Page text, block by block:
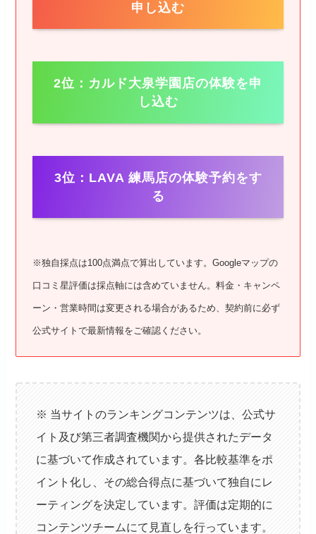
申し込む
2位：カルド大泉学園店の体験を申
し込む
3位：LAVA 練馬店の体験予約をす
る
※独自採点は100点満点で算出しています。Googleマップの
口コミ星評価は採点軸には含めていません。料金・キャンペ
ーン・営業時間は変更される場合があるため、契約前に必ず
公式サイトで最新情報をご確認ください。
※ 当サイトのランキングコンテンツは、公式サ
イト及び第三者調査機関から提供されたデータ
に基づいて作成されています。各比較基準をポ
イント化し、その総合得点に基づいて独自にレ
ーティングを決定しています。評価は定期的に
コンテンツチームにて見直しを行っています。